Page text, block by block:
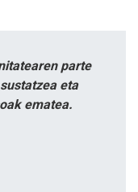
parte
eta
ematea.